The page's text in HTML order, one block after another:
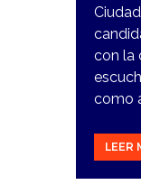
con la
como
LEER
4